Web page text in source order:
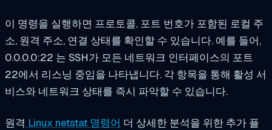
이 명령을 실행하면 프로토콜, 포트 번호가 포함된 로컬 주
소, 원격 주소, 연결 상태를 확인할 수 있습니다. 예를 들어,
0.0.0.0:22 는 SSH가 모든 네트워크 인터페이스의 포트
22에서 리스닝 중임을 나타냅니다. 각 항목을 통해 활성 서
비스와 네트워크 상태를 즉시 파악할 수 있습니다.
원격 Linux netstat 명령어 더 상세한 분석을 위한 추가 플